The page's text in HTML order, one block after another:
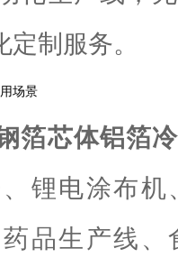
制服务。
场景
箔芯体铝箔
锂电涂布
品生产线、